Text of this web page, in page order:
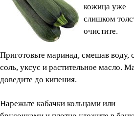
кожица уже
слишком
очистите.
Приготовьте маринад, смешав воду,
соль, уксус и растительное масло.
доведите до кипения.
Нарежьте кабачки кольцами или